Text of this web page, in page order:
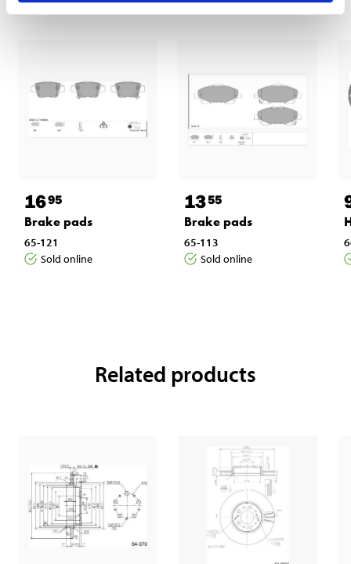
1695
Brake pads
65-121
Sold online
1355
Brake pads
65-113
Sold online
Related products